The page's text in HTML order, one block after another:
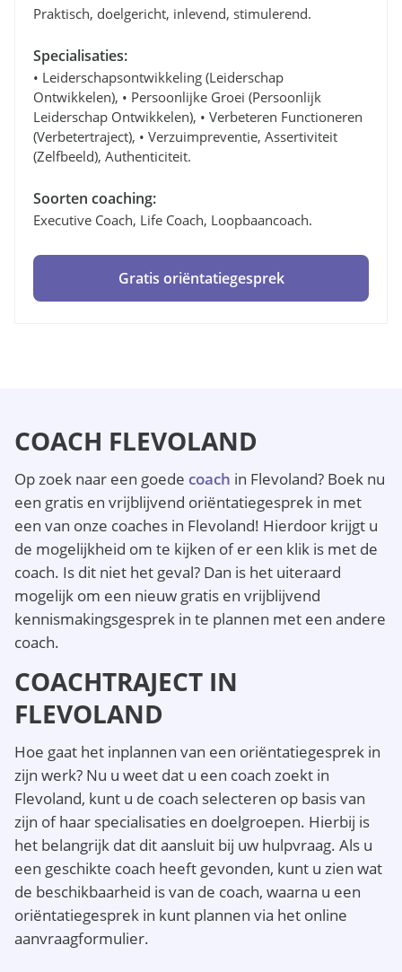
Praktisch, doelgericht, inlevend, stimulerend.
Specialisaties:
• Leiderschapsontwikkeling (leiderschap
Ontwikkelen), • Persoonlijke Groei (persoonlijk
Leiderschap Ontwikkelen), • Verbeteren Functioneren
(verbetertraject), • Verzuimpreventie, Assertiviteit
(zelfbeeld), Authenticiteit.
Soorten coaching:
Executive Coach, Life Coach, Loopbaancoach.
Gratis oriëntatiegesprek
COACH FLEVOLAND
Op zoek naar een goede coach in Flevoland? Boek nu
een gratis en vrijblijvend oriëntatiegesprek in met
een van onze coaches in Flevoland! Hierdoor krijgt u
de mogelijkheid om te kijken of er een klik is met de
coach. Is dit niet het geval? Dan is het uiteraard
mogelijk om een nieuw gratis en vrijblijvend
kennismakingsgesprek in te plannen met een andere
coach.
COACHTRAJECT IN
FLEVOLAND
Hoe gaat het inplannen van een oriëntatiegesprek in
zijn werk? Nu u weet dat u een coach zoekt in
Flevoland, kunt u de coach selecteren op basis van
zijn of haar specialisaties en doelgroepen. Hierbij is
het belangrijk dat dit aansluit bij uw hulpvraag. Als u
een geschikte coach heeft gevonden, kunt u zien wat
de beschikbaarheid is van de coach, waarna u een
oriëntatiegesprek in kunt plannen via het online
aanvraagformulier.